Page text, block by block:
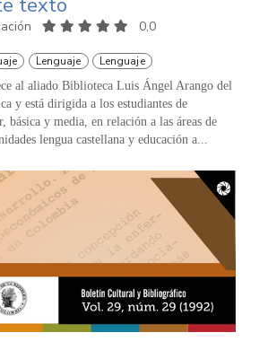
0,0
Lenguaje Lenguaje
al aliado Biblioteca Luis Ángel Arango del
y está dirigida a los estudiantes de
básica y media, en relación a las áreas de
lengua castellana y educación a...